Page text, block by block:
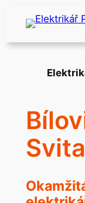
Přeskočit
obsah